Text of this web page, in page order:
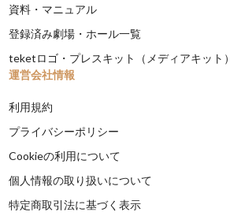
資料・マニュアル
登録済み劇場・ホール一覧
teketロゴ・プレスキット（メディアキット）
運営会社情報
利用規約
プライバシーポリシー
Cookieの利用について
個人情報の取り扱いについて
特定商取引法に基づく表示